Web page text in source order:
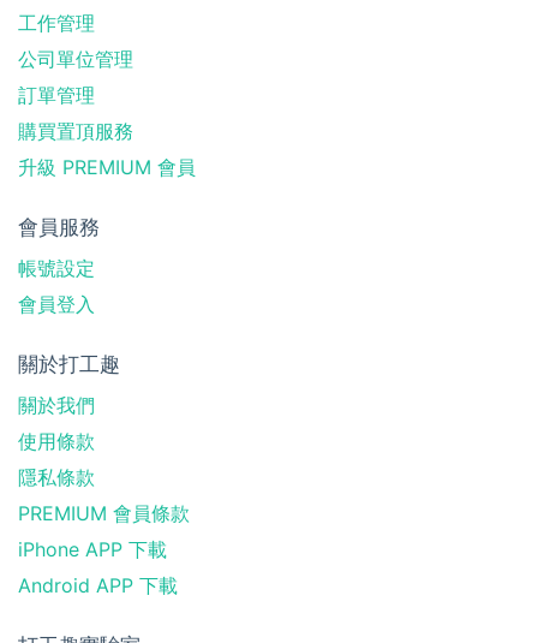
工作管理
公司單位管理
訂單管理
購買置頂服務
升級 PREMIUM 會員
會員服務
帳號設定
會員登入
關於打工趣
關於我們
使用條款
隱私條款
PREMIUM 會員條款
iPhone APP 下載
Android APP 下載